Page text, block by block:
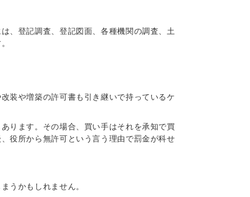
、登記調査、登記図面、各種機関の調査、土
装や増築の許可書も引き継いで持っているケ
ります。その場合、買い手はそれを承知で買
役所から無許可という言う理由で罰金が科せ
うかもしれません。